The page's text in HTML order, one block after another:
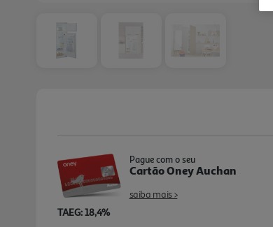
TAEG: 18,4%
Pague com o seu
Cartão Oney Auchan
saiba mais >